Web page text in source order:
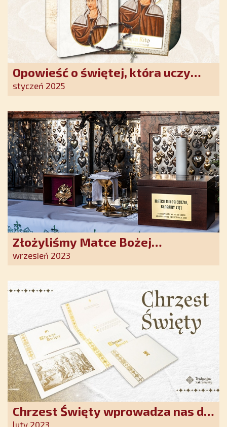
Opowieść o świętej, która uczy
szczerego oddania się Bogu.
nadziei w XXI wieku
styczeń 2025
Złożyliśmy Matce Bożej
Ostrobramskiej pozłacane wotum
wrzesień 2023
Chrzest Święty wprowadza nas do
luty 2023